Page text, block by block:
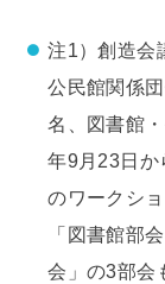
注1）創造会
公民館関係
名、図書館
年9月23日か
のワークシ
「図書館部
会」の3部会